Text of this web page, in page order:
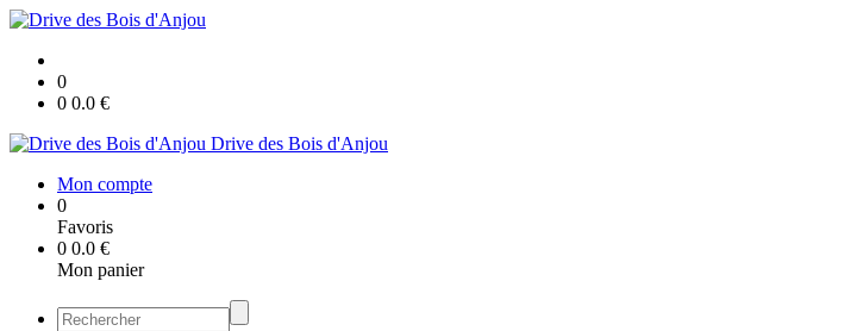
0
0 0.0 €
Drive des Bois d'Anjou
Mon compte
0
Favoris
0 0.0 €
Mon panier